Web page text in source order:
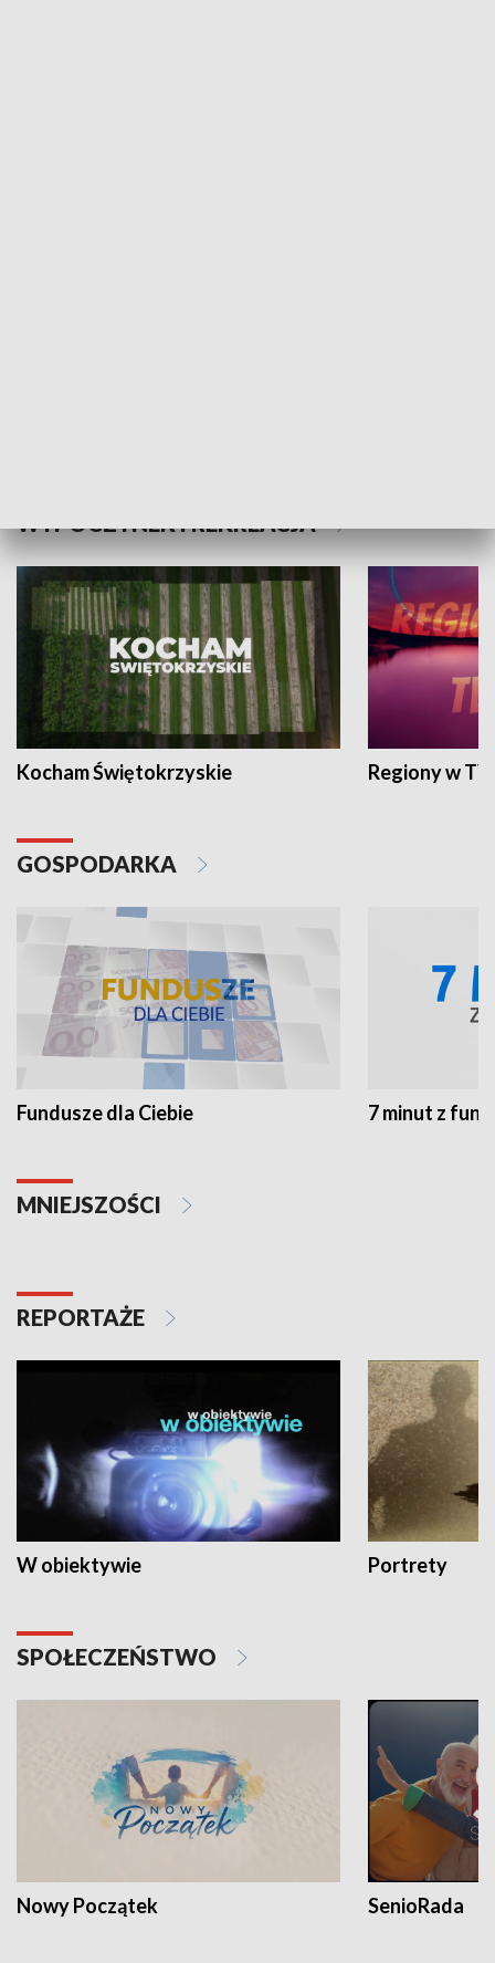
WYPOCZYNEK I REKREACJA
Kocham Świętokrzyskie Regiony w
GOSPODARKA
Fundusze dla Ciebie 7 minut z
MNIEJSZOŚCI
REPORTAŻE
W obiektywie Portrety
SPOŁECZEŃSTWO
Nowy Początek SenioRada